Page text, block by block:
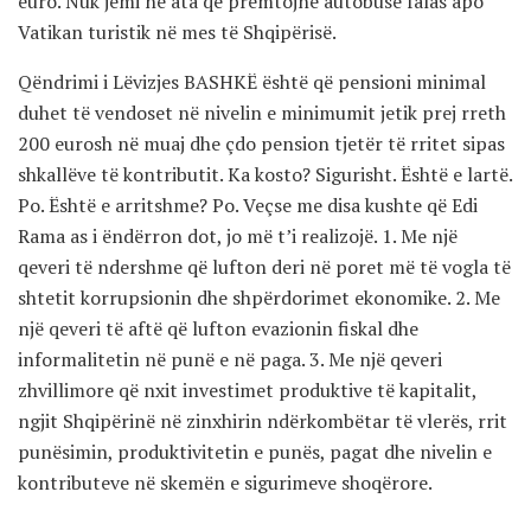
Vatikan turistik në mes të Shqipërisë.
Qëndrimi i Lëvizjes BASHKË është që pensioni minimal
duhet të vendoset në nivelin e minimumit jetik prej rreth
200 eurosh në muaj dhe çdo pension tjetër të rritet sipas
shkallëve të kontributit. Ka kosto? Sigurisht. Është e lartë.
Po. Është e arritshme? Po. Veçse me disa kushte që Edi
Rama as i ëndërron dot, jo më t’i realizojë. 1. Me një
qeveri të ndershme që lufton deri në poret më të vogla të
shtetit korrupsionin dhe shpërdorimet ekonomike. 2. Me
një qeveri të aftë që lufton evazionin fiskal dhe
informalitetin në punë e në paga. 3. Me një qeveri
zhvillimore që nxit investimet produktive të kapitalit,
ngjit Shqipërinë në zinxhirin ndërkombëtar të vlerës, rrit
punësimin, produktivitetin e punës, pagat dhe nivelin e
kontributeve në skemën e sigurimeve shoqërore.